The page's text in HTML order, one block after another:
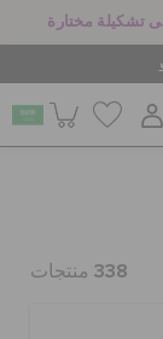
338 منتجات